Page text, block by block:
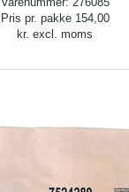
Pris pr. pakke 154,00
kr. excl. moms